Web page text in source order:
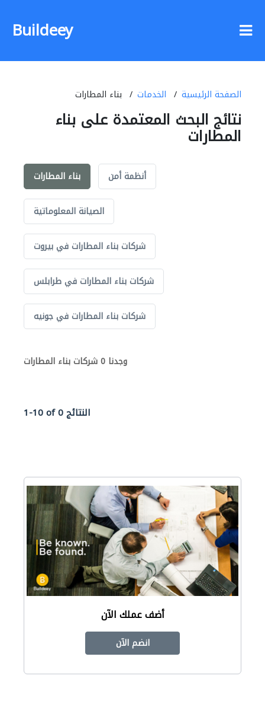
Buildeey
الصفحة الرئيسية الخدمات بناء المطارات
نتائج البحث المعتمدة على بناء
المطارات
بناء المطارات أنظمة أمن
الصيانة المعلوماتية
شركات بناء المطارات في بيروت
شركات بناء المطارات في طرابلس
شركات بناء المطارات في جونيه
وجدنا 0 شركات بناء المطارات
1-10 of 0 النتائج
أضف عملك الآن
انضم الآن